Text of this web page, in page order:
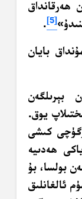
ھەرقانداق
[5]
.
بايان
بېرىلگەن
يوق.
كىشى
ھەدىيە
بولسا، بۇ
ئالغانلىق